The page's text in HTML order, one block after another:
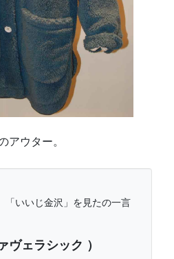
アウター。
「いいじ金沢」を見たの一言
ェラシック ）